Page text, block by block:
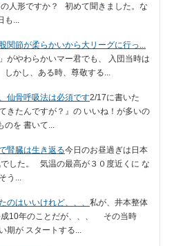
人形ですか？ 初めて聞きました。な
...
関節が柔らかいから大リーグに行っ...
がやわらかいマー君でも、 入団当時は
かし、ある時、尊敬する...
仙骨呼吸法は必須です2/17に書いた
きたんですが？』の いいね！が多いの
を 書いて...
腎臓は生き返る今日のお昼過ぎは日本
した。 気温の最高が３０度近くに な
う...
のはいいけれど、、、 私が、井本整体
成10年のことだが、、、 その当時
期が スタートする...